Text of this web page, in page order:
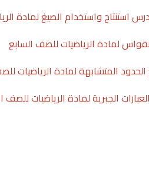
استنتاج واستخدام الصيغ لمادة
لمادة الرياضيات للصف السابع
المتشابهة لمادة الرياضيات
الجبرية لمادة الرياضيات للصف